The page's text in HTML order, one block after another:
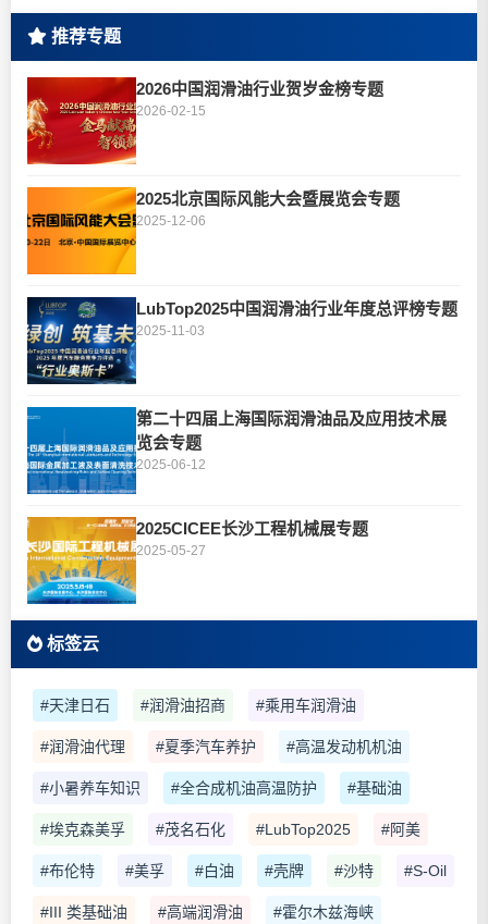
推荐专题
2026中国润滑油行业贺岁金榜专题
2026-02-15
2025北京国际风能大会暨展览会专题
2025-12-06
LubTop2025中国润滑油行业年度总评榜专题
2025-11-03
第二十四届上海国际润滑油品及应用技术展
览会专题
2025-06-12
2025CICEE长沙工程机械展专题
2025-05-27
标签云
#天津日石 #润滑油招商 #乘用车润滑油
#润滑油代理 #夏季汽车养护 #高温发动机机油
#小暑养车知识 #全合成机油高温防护 #基础油
#埃克森美孚 #茂名石化 #LubTop2025 #阿美
#布伦特 #美孚 #白油 #壳牌 #沙特 #S-Oil
#III 类基础油 #高端润滑油 #霍尔木兹海峡